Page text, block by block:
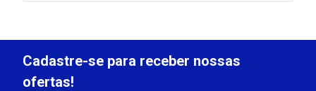
Cadastre-se para receber nossas
ofertas!